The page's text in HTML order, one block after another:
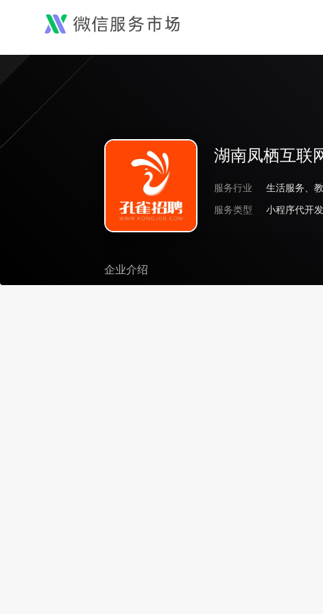
湖南凤栖互联
服务行业
生活服务、
服务类型
小程序代开
企业介绍